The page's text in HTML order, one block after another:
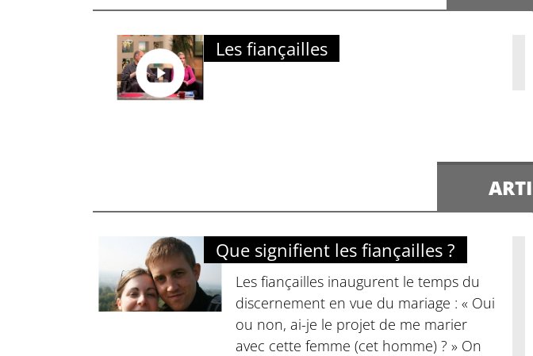
Les fiançailles
Que signifient les fiançailles ?
Les fiançailles inaugurent le temps du
discernement en vue du mariage : « Oui
ou non, ai-je le projet de me marier
avec cette femme (cet homme) ? » On